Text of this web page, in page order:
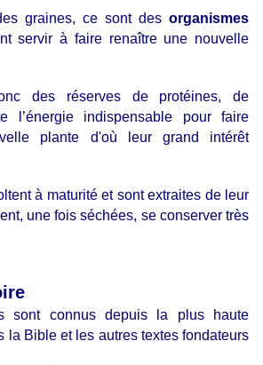
graines, ce sont des organismes
servir à faire renaître une nouvelle
des réserves de protéines, de
l’énergie indispensable pour faire
plante d'où leur grand intérêt
à maturité et sont extraites de leur
une fois séchées, se conserver très
sont connus depuis la plus haute
la Bible et les autres textes fondateurs